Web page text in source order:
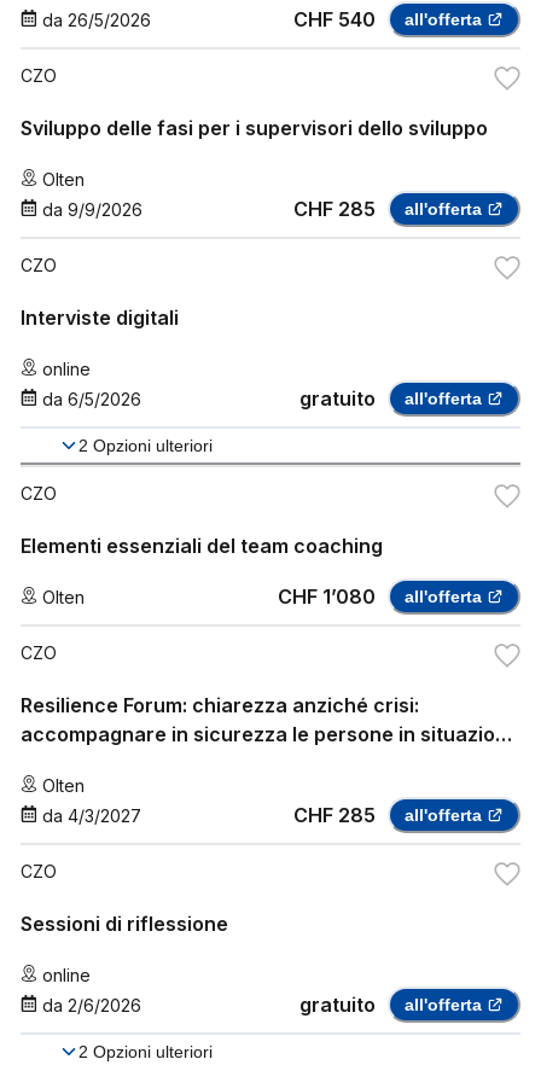
da 26/5/2026 CHF 540 all'offerta
CZO
Sviluppo delle fasi per i supervisori dello sviluppo
Olten
da 9/9/2026 CHF 285 all'offerta
CZO
Interviste digitali
online
da 6/5/2026 gratuito all'offerta
2 Opzioni ulteriori
CZO
Elementi essenziali del team coaching
Olten CHF 1’080 all'offerta
CZO
Resilience Forum: chiarezza anziché crisi:
accompagnare in sicurezza le persone in situazioni
Olten
da 4/3/2027 CHF 285 all'offerta
CZO
Sessioni di riflessione
online
da 2/6/2026 gratuito all'offerta
2 Opzioni ulteriori